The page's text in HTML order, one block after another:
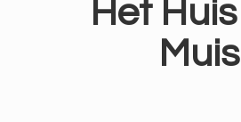
Het Huis
Muis